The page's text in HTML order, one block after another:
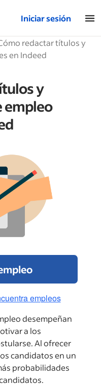
Iniciar sesión
redactar títulos y
en Indeed
y
empleo
empleos
desempeñan
a los
Al ofrecer
candidatos en un
probabilidades